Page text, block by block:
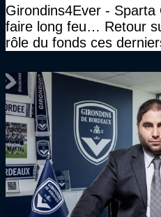
Girondins4Ever -
faire long feu… Retour
rôle du fonds ces